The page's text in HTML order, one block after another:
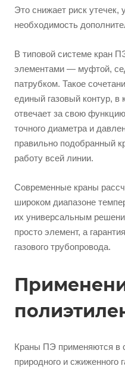
Это снижает риск
необходимость
В типовой системе кран
элементами — муфтой,
патрубком. Такое
единый газовый контур, в
отвечает за свою
точного диаметра и
правильно подобранный
работу всей линии.
Современные краны
широком диапазоне
их универсальным
просто элемент, а
газового трубопровода.
Краны ПЭ применяются в
природного и сжиженного